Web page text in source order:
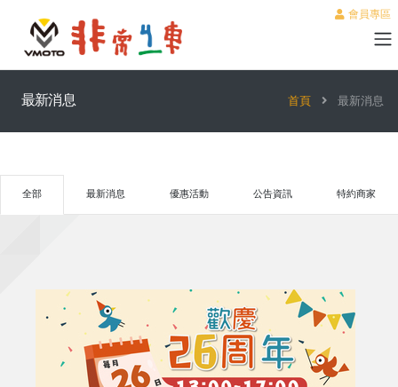
會員專區
最新消息 首頁 最新消息
全部 最新消息 優惠活動 公告資訊 特約商家